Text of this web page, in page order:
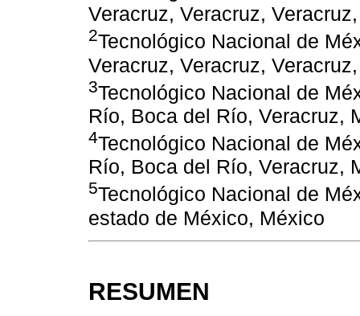
Veracruz, Veracruz,
2Tecnológico Nacional de
Veracruz, Veracruz,
3Tecnológico Nacional de
Río, Boca del Río, Veracruz,
4Tecnológico Nacional de
Río, Boca del Río, Veracruz,
5Tecnológico Nacional de
estado de México, México
RESUMEN